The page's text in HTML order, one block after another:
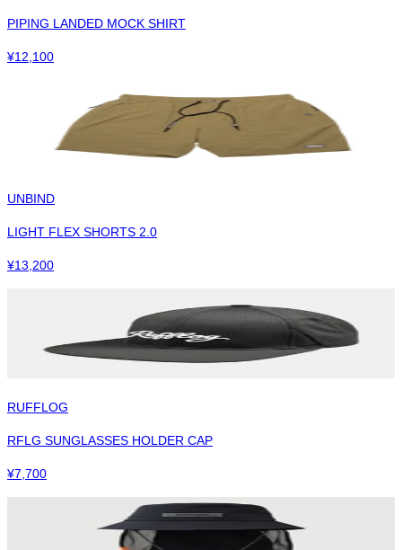
PIPING LANDED MOCK SHIRT
¥12,100
UNBIND
LIGHT FLEX SHORTS 2.0
¥13,200
RUFFLOG
RFLG SUNGLASSES HOLDER CAP
¥7,700